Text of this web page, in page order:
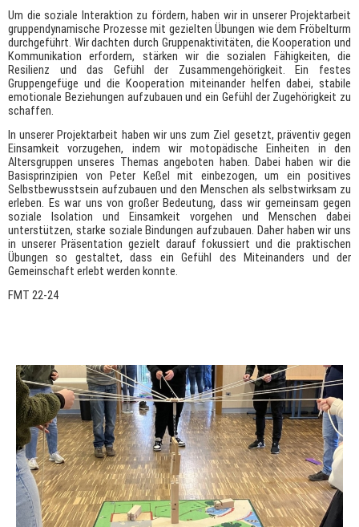
Um die soziale Interaktion zu fördern, haben wir in unserer Projektarbeit
gruppendynamische Prozesse mit gezielten Übungen wie dem Fröbelturm
durchgeführt. Wir dachten durch Gruppenaktivitäten, die Kooperation und
Kommunikation erfordern, stärken wir die sozialen Fähigkeiten, die
Resilienz und das Gefühl der Zusammengehörigkeit. Ein festes
Gruppengefüge und die Kooperation miteinander helfen dabei, stabile
emotionale Beziehungen aufzubauen und ein Gefühl der Zugehörigkeit zu
schaffen.
In unserer Projektarbeit haben wir uns zum Ziel gesetzt, präventiv gegen
Einsamkeit vorzugehen, indem wir motopädische Einheiten in den
Altersgruppen unseres Themas angeboten haben. Dabei haben wir die
Basisprinzipien von Peter Keßel mit einbezogen, um ein positives
Selbstbewusstsein aufzubauen und den Menschen als selbstwirksam zu
erleben. Es war uns von großer Bedeutung, dass wir gemeinsam gegen
soziale Isolation und Einsamkeit vorgehen und Menschen dabei
unterstützen, starke soziale Bindungen aufzubauen. Daher haben wir uns
in unserer Präsentation gezielt darauf fokussiert und die praktischen
Übungen so gestaltet, dass ein Gefühl des Miteinanders und der
Gemeinschaft erlebt werden konnte.
FMT 22-24